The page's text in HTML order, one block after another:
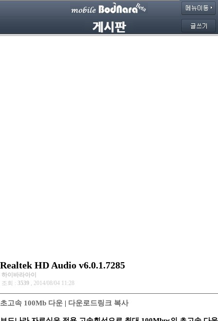
Realtek HD Audio v6.0.1.7285
하이바라아이
조회 : 3539 , 2014/08/04 11:28
초고속 100Mb 다운 | 다운로드링크 복사